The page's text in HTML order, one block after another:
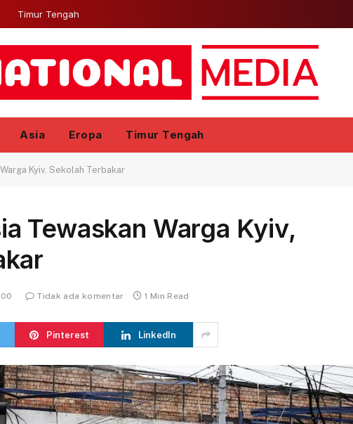
Timur Tengah
Asia Eropa Timur Tengah
Kyiv, Sekolah Terbakar
Tewaskan Warga Kyiv,
Tidak ada komentar 1 Min Read
Pinterest LinkedIn